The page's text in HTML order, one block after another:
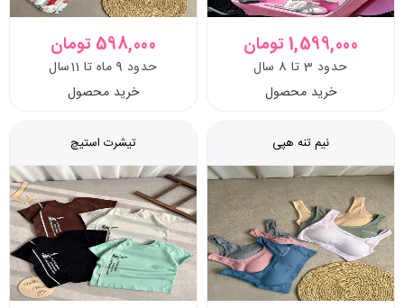
1,599,000 تومان
حدود 3 تا 8 سال
خرید محصول
598,000 تومان
حدود 9 ماه تا 11سال
خرید محصول
نیم تنه هپی تیشرت استیچ